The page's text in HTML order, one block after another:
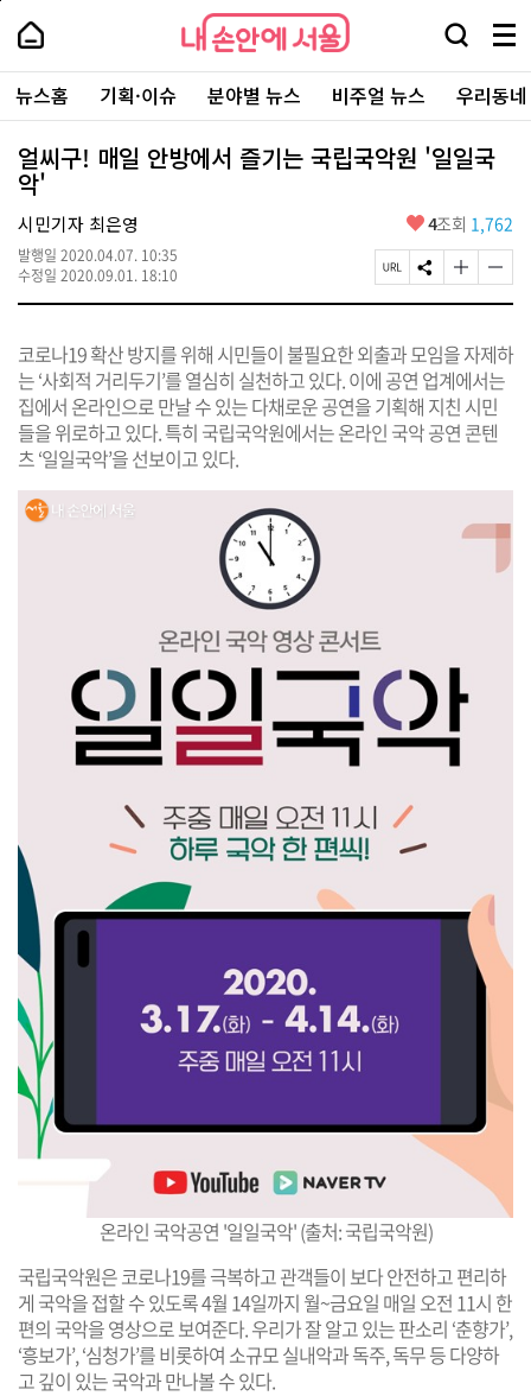
본
로
가
내
손
안
에
서
울
-
서
울
시
대
표
소
통
포
내
손
에
울
검
창
열
기
메
뉴
전
체
보
주
요
서
뉴스홈 기획·이슈 분야별 뉴스 비주얼 뉴스 우리동
얼씨구! 매일 안방에서 즐기는 국립국악원 '일일국
악'
시민기자 최은영
발행일 2020.04.07. 10:35
수정일 2020.09.01. 18:10
좋
요
4조회 1,762
페
이
R
L
복
사
S
N
유
하
기
글
자
크
게
변
경
하
글
자
작
게
변
경
하
코로나19 확산 방지를 위해 시민들이 불필요한 외출과 모임을 자제하
는 ‘사회적 거리두기’를 열심히 실천하고 있다. 이에 공연 업계에서는
집에서 온라인으로 만날 수 있는 다채로운 공연을 기획해 지친 시민
들을 위로하고 있다. 특히 국립국악원에서는 온라인 국악 공연 콘텐
츠 ‘일일국악’을 선보이고 있다.
온라인 국악공연 '일일국악' (출처: 국립국악원)
국립국악원은 코로나19를 극복하고 관객들이 보다 안전하고 편리하
게 국악을 접할 수 있도록 4월 14일까지 월~금요일 매일 오전 11시 한
편의 국악을 영상으로 보여준다. 우리가 잘 알고 있는 판소리 ‘춘향가’,
‘흥보가’, ‘심청가’를 비롯하여 소규모 실내악과 독주, 독무 등 다양하
고 깊이 있는 국악과 만나볼 수 있다.
페
상
단
로